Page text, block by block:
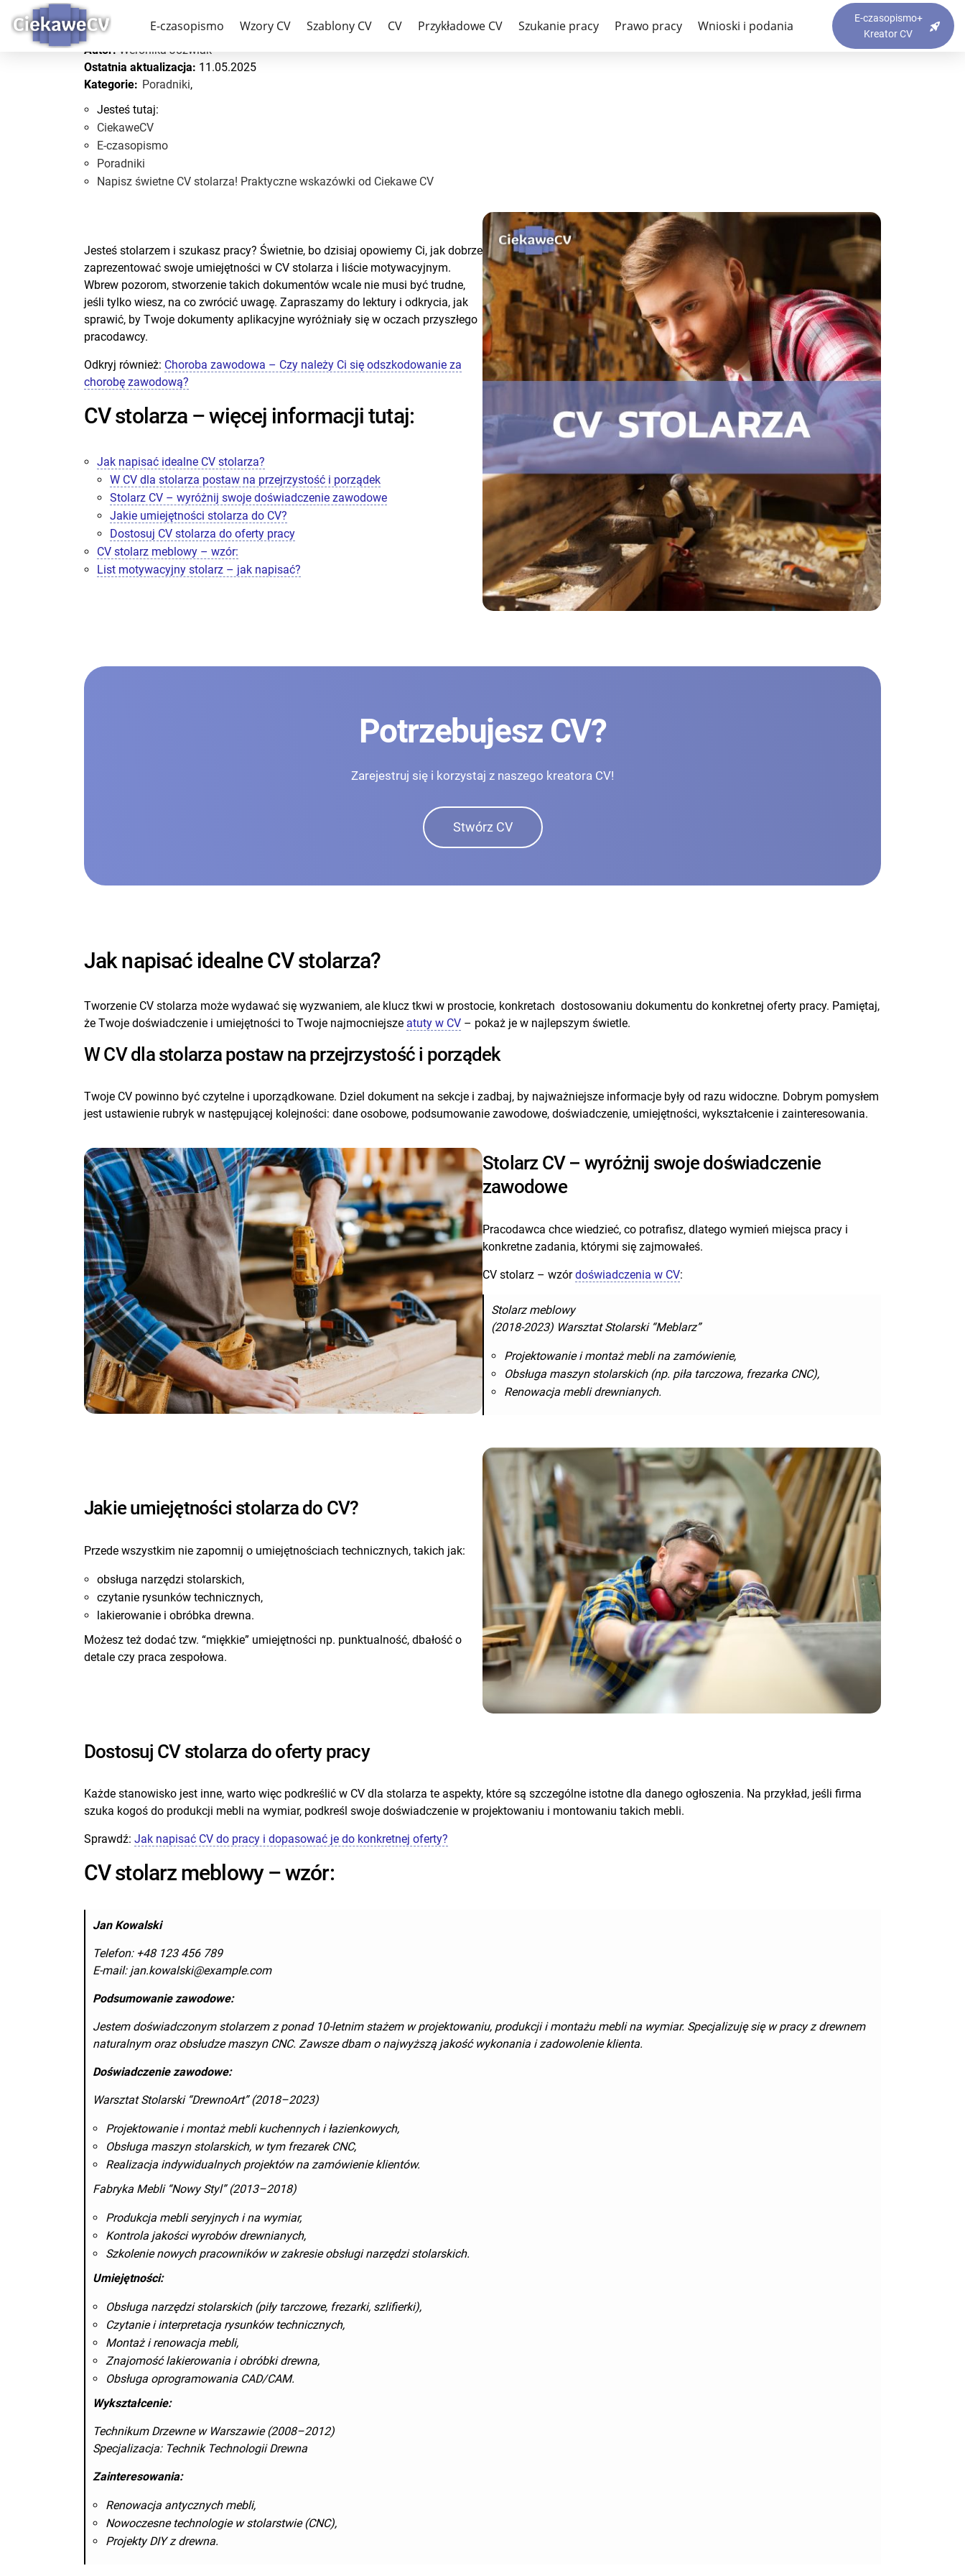
E-czasopismo Wzory CV Szablony CV CV Przykładowe CV Szukanie pracy Prawo pracy Wnioski i podania
E-czasopismo+
Kreator CV
Napisz świetne CV stolarza! Praktyczne wskazówki od Ciekawe CV
Autor: Weronika Jóźwiak
Ostatnia aktualizacja: 11.05.2025
Kategorie: Poradniki,
Jesteś tutaj:
CiekaweCV
E-czasopismo
Poradniki
Napisz świetne CV stolarza! Praktyczne wskazówki od Ciekawe CV
Jesteś stolarzem i szukasz pracy? Świetnie, bo dzisiaj opowiemy Ci, jak dobrze
zaprezentować swoje umiejętności w CV stolarza i liście motywacyjnym.
Wbrew pozorom, stworzenie takich dokumentów wcale nie musi być trudne,
jeśli tylko wiesz, na co zwrócić uwagę. Zapraszamy do lektury i odkrycia, jak
sprawić, by Twoje dokumenty aplikacyjne wyróżniały się w oczach przyszłego
pracodawcy.
Odkryj również: Choroba zawodowa – Czy należy Ci się odszkodowanie za
chorobę zawodową?
CV stolarza – więcej informacji tutaj:
Jak napisać idealne CV stolarza?
W CV dla stolarza postaw na przejrzystość i porządek
Stolarz CV – wyróżnij swoje doświadczenie zawodowe
Jakie umiejętności stolarza do CV?
Dostosuj CV stolarza do oferty pracy
CV stolarz meblowy – wzór:
List motywacyjny stolarz – jak napisać?
Potrzebujesz CV?
Zarejestruj się i korzystaj z naszego kreatora CV!
Stwórz CV
Jak napisać idealne CV stolarza?
Tworzenie CV stolarza może wydawać się wyzwaniem, ale klucz tkwi w prostocie, konkretach dostosowaniu dokumentu do konkretnej oferty pracy. Pamiętaj,
że Twoje doświadczenie i umiejętności to Twoje najmocniejsze atuty w CV – pokaż je w najlepszym świetle.
W CV dla stolarza postaw na przejrzystość i porządek
Twoje CV powinno być czytelne i uporządkowane. Dziel dokument na sekcje i zadbaj, by najważniejsze informacje były od razu widoczne. Dobrym pomysłem
jest ustawienie rubryk w następującej kolejności: dane osobowe, podsumowanie zawodowe, doświadczenie, umiejętności, wykształcenie i zainteresowania.
Stolarz CV – wyróżnij swoje doświadczenie
zawodowe
Pracodawca chce wiedzieć, co potrafisz, dlatego wymień miejsca pracy i
konkretne zadania, którymi się zajmowałeś.
CV stolarz – wzórdoświadczenia w CV:
Stolarz meblowy
(2018-2023) Warsztat Stolarski “Meblarz”
Projektowanie i montaż mebli na zamówienie,
Obsługa maszyn stolarskich (np. piła tarczowa, frezarka CNC),
Renowacja mebli drewnianych.
Jakie umiejętności stolarza do CV?
Przede wszystkim nie zapomnij o umiejętnościach technicznych, takich jak:
obsługa narzędzi stolarskich,
czytanie rysunków technicznych,
lakierowanie i obróbka drewna.
Możesz też dodać tzw. “miękkie” umiejętności np. punktualność, dbałość o
detale czy praca zespołowa.
Dostosuj CV stolarza do oferty pracy
Każde stanowisko jest inne, warto więc podkreślić w CV dla stolarza te aspekty, które są szczególne istotne dla danego ogłoszenia. Na przykład, jeśli firma
szuka kogoś do produkcji mebli na wymiar, podkreśl swoje doświadczenie w projektowaniu i montowaniu takich mebli.
Sprawdź: Jak napisać CV do pracy i dopasować je do konkretnej oferty?
CV stolarz meblowy – wzór:
Jan Kowalski
Telefon: +48 123 456 789
E-mail: jan.kowalski@example.com
Podsumowanie zawodowe:
Jestem doświadczonym stolarzem z ponad 10-letnim stażem w projektowaniu, produkcji i montażu mebli na wymiar. Specjalizuję się w pracy z drewnem
naturalnym oraz obsłudze maszyn CNC. Zawsze dbam o najwyższą jakość wykonania i zadowolenie klienta.
Doświadczenie zawodowe:
Warsztat Stolarski “DrewnoArt” (2018–2023)
Projektowanie i montaż mebli kuchennych i łazienkowych,
Obsługa maszyn stolarskich, w tym frezarek CNC,
Realizacja indywidualnych projektów na zamówienie klientów.
Fabryka Mebli “Nowy Styl” (2013–2018)
Produkcja mebli seryjnych i na wymiar,
Kontrola jakości wyrobów drewnianych,
Szkolenie nowych pracowników w zakresie obsługi narzędzi stolarskich.
Umiejętności:
Obsługa narzędzi stolarskich (piły tarczowe, frezarki, szlifierki),
Czytanie i interpretacja rysunków technicznych,
Montaż i renowacja mebli,
Znajomość lakierowania i obróbki drewna,
Obsługa oprogramowania CAD/CAM.
Wykształcenie:
Technikum Drzewne w Warszawie (2008–2012)
Specjalizacja: Technik Technologii Drewna
Zainteresowania:
Renowacja antycznych mebli,
Nowoczesne technologie w stolarstwie (CNC),
Projekty DIY z drewna.